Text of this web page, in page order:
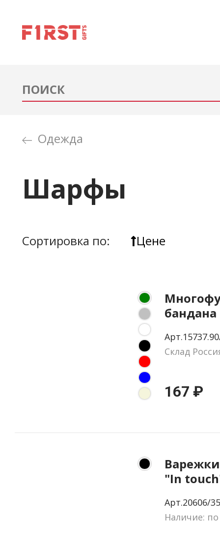
Одежда
Шарфы
Сортировка по: Цене
бандана
Склад
167 ₽
"In
шеврон
Арт.20606/
Наличие: